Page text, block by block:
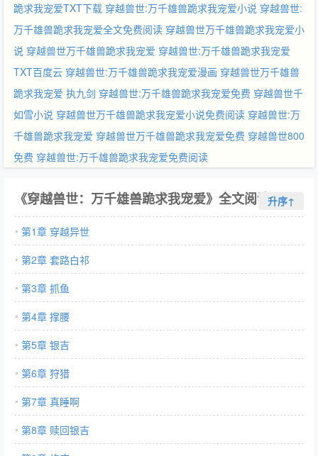
跪求我宠爱TXT下载 穿越兽世:万千雄兽跪求我宠爱小说 穿越兽世:
万千雄兽跪求我宠爱全文免费阅读 穿越兽世万千雄兽跪求我宠爱小
说 穿越兽世万千雄兽跪求我宠爱 穿越兽世:万千雄兽跪求我宠爱
TXT百度云 穿越兽世:万千雄兽跪求我宠爱漫画 穿越兽世万千雄兽
跪求我宠爱 执九剑 穿越兽世:万千雄兽跪求我宠爱免费 穿越兽世千
如雪小说 穿越兽世万千雄兽跪求我宠爱小说免费阅读 穿越兽世:万
千雄兽跪求我宠爱 穿越兽世万千雄兽跪求我宠爱免费 穿越兽世800
免费 穿越兽世:万千雄兽跪求我宠爱免费阅读
《穿越兽世：万千雄兽跪求我宠爱》全文阅读升序↑
第1章 穿越异世
第2章 套路白祁
第3章 抓鱼
第4章 撑腰
第5章 银吉
第6章 狩猎
第7章 真睡啊
第8章 赎回银吉